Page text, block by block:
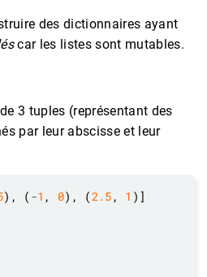
des dictionnaires ayant
car les listes sont mutables.
3 tuples (représentant des
par leur abscisse et leur
), ( -1 , 0), (2.5 , 1